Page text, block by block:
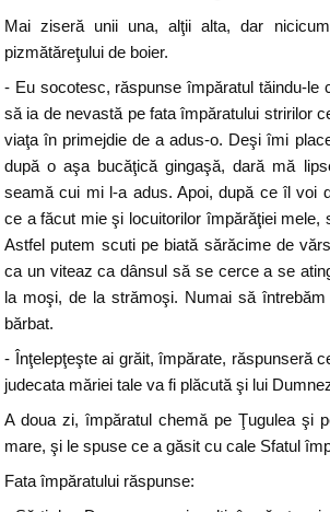
Mai ziseră unii una, alţii alta, dar
pizmătăreţului de boier.
- Eu socotesc, răspunse împăratul tăindu-le
să ia de nevastă pe fata împăratului stririlor
viaţa în primejdie de a adus-o. Deşi îmi
după o aşa bucăţică gingaşă, dară mă
seamă cui mi l-a adus. Apoi, după ce îl voi
ce a făcut mie şi locuitorilor împărăţiei mele,
Astfel putem scuti pe biată sărăcime de
ca un viteaz ca dânsul să se cerce a se
la moşi, de la strămoşi. Numai să
bărbat.
- Înţelepţeşte ai grăit, împărate, răspunseră
judecata măriei tale va fi plăcută şi lui
A doua zi, împăratul chemă pe Ţugulea şi
mare, şi le spuse ce a găsit cu cale Sfatul
Fata împăratului răspunse: